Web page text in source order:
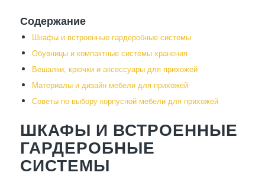
Содержание
Шкафы и встроенные гардеробные системы
Обувницы и компактные системы хранения
Вешалки, крючки и аксессуары для прихожей
Материалы и дизайн мебели для прихожей
Советы по выбору корпусной мебели для прихожей
ШКАФЫ И ВСТРОЕННЫЕ
ГАРДЕРОБНЫЕ
СИСТЕМЫ